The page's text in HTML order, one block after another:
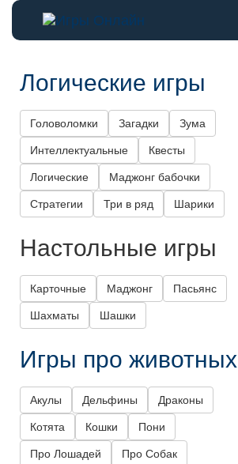
Логические игры
Головоломки Загадки Зума
Интеллектуальные Квесты
Логические Маджонг бабочки
Стратегии Три в ряд Шарики
Настольные игры
Карточные Маджонг Пасьянс
Шахматы Шашки
Игры про животных
Акулы Дельфины Драконы
Котята Кошки Пони
Про Лошадей Про Собак